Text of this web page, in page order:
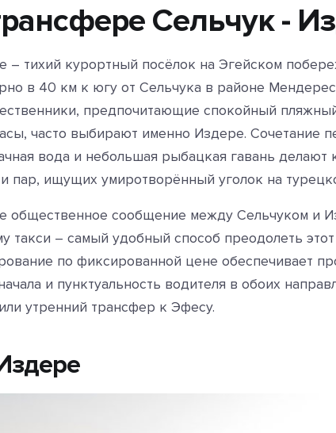
Сельчук -
– тихий курортный посёлок на Эгейском
в 40 км к югу от Сельчука в районе
предпочитающие спокойный
часто выбирают именно Издере. Сочетание
вода и небольшая рыбацкая гавань делают
пар, ищущих умиротворённый уголок на
общественное сообщение между Сельчуком и
такси – самый удобный способ преодолеть
по фиксированной цене обеспечивает
и пунктуальность водителя в обоих
утренний трансфер к Эфесу.